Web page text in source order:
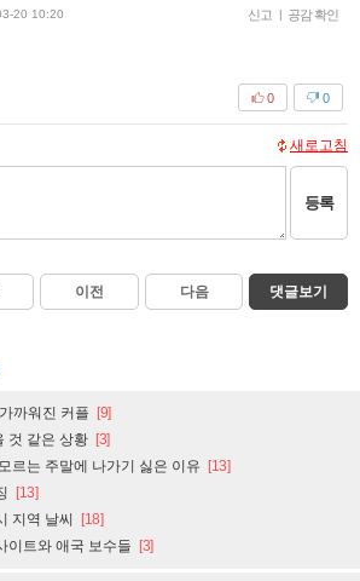
20 10:20 신고 공감 확인
0
0
새로고침
등록
이전 다음 댓글보기
까워진 커플 [9]
것 같은 상황 [3]
르는 주말에 나가기 싫은 이유 [13]
[13]
지역 날씨 [18]
이트와 애국 보수들 [3]